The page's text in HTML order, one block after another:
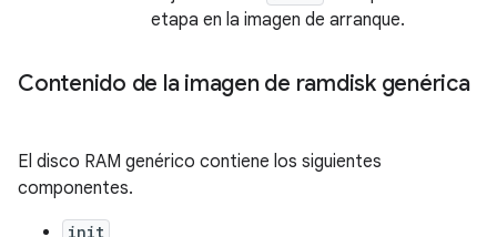
etapa en la imagen de arranque.
Contenido de la imagen de ramdisk genérica
El disco RAM genérico contiene los siguientes
componentes.
init